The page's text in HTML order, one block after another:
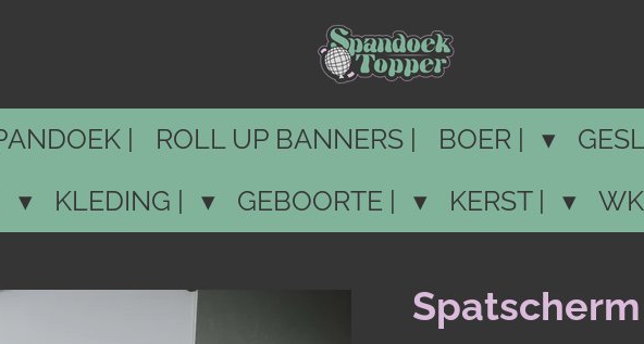
| ROLL UP BANNERS | BOER |
KLEDING | GEBOORTE | KERST |